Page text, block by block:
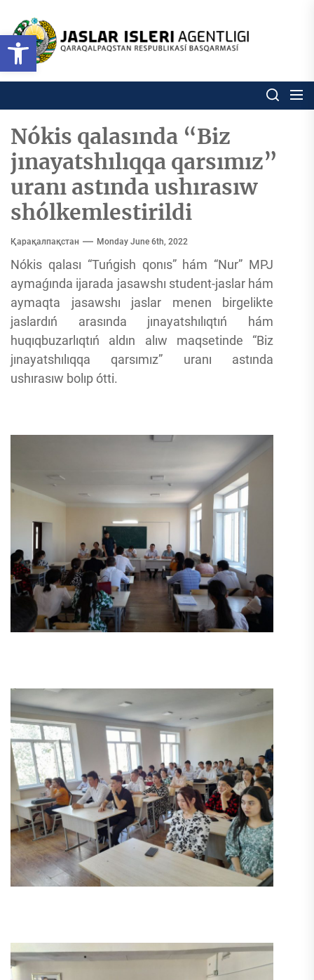
Open toolbar
content
Respublikası
basqarması
Ózbekstan jaslar isleri
Nókis qalasında “Biz
jınayatshılıqqa qarsımız”
uranı astında ushırasıw
shólkemlestirildi
Қарақалпақстан Monday June 6th, 2022
Nókis qalası “Tuńgish qonıs” hám “Nur” MPJ
aymaǵında ijarada jasawshı student-jaslar hám
aymaqta jasawshı jaslar menen birgelikte
jaslardıń arasında jınayatshılıqtıń hám
huqıqbuzarlıqtıń aldın alıw maqsetinde “Biz
jınayatshılıqqa qarsımız” uranı astında
ushırasıw bolıp ótti.